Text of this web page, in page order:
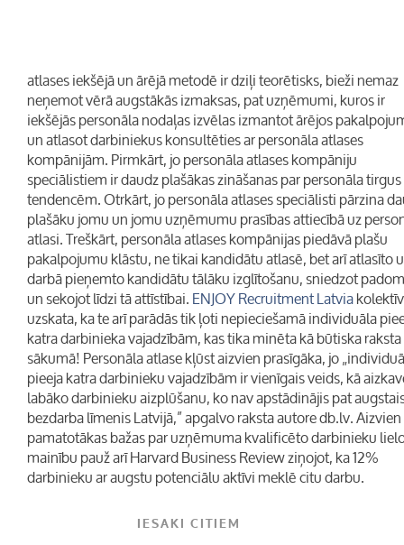
atlases iekšējā un ārējā metodē ir dziļi teorētisks, bieži nemaz
neņemot vērā augstākās izmaksas, pat uzņēmumi, kuros ir
iekšējās personāla nodaļas izvēlas izmantot ārējos
un atlasot darbiniekus konsultēties ar personāla atlases
kompānijām. Pirmkārt, jo personāla atlases kompāniju
speciālistiem ir daudz plašākas zināšanas par personāla tirgus
tendencēm. Otrkārt, jo personāla atlases speciālisti pārzina
plašāku jomu un jomu uzņēmumu prasības attiecībā uz
atlasi. Treškārt, personāla atlases kompānijas piedāvā plašu
pakalpojumu klāstu, ne tikai kandidātu atlasē, bet arī atlasīto
darbā pieņemto kandidātu tālāku izglītošanu, sniedzot
un sekojot līdzi tā attīstībai.ENJOY Recruitment Latvia
uzskata, ka te arī parādās tik ļoti nepieciešamā individuāla
katra darbinieka vajadzībām, kas tika minēta kā būtiska raksta
sākumā!Personāla atlase kļūst aizvien prasīgāka, jo
pieeja katra darbinieku vajadzībām ir vienīgais veids, kā
labāko darbinieku aizplūšanu, ko nav apstādinājis pat
bezdarba līmenis Latvijā,” apgalvo raksta autore db.lv. Aizvien
pamatotākas bažas par uzņēmuma kvalificēto darbinieku
mainību pauž arī Harvard Business Review ziņojot, ka 12%
darbinieku ar augstu potenciālu aktīvi meklē citu darbu.
IESAKI CITIEM